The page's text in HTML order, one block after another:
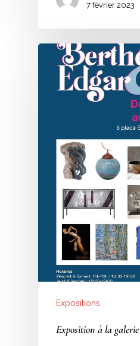
7 février 2023
Expositions
Exposition à la